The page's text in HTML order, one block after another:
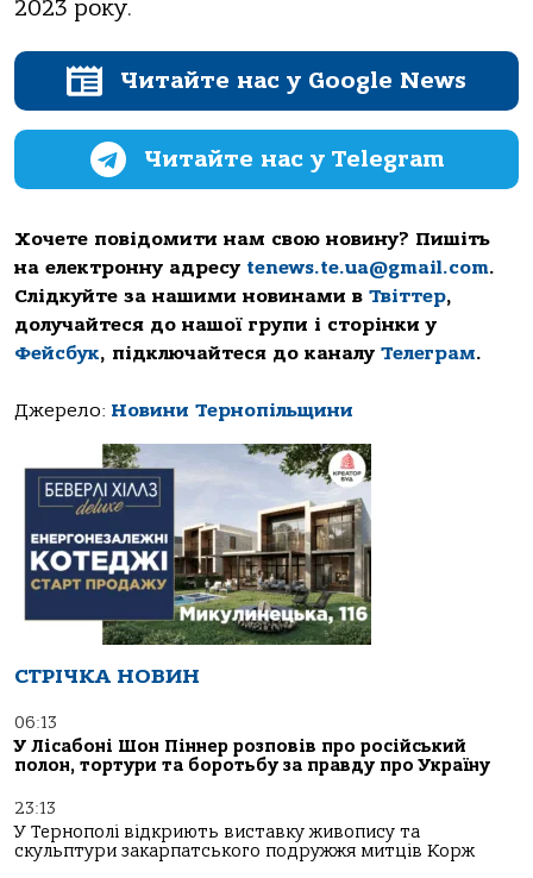
2023 року.
Читайте нас у Google News
Читайте нас у Telegram
Хочете повідомити нам свою новину? Пишіть
на електронну адресу tenews.te.ua@gmail.com.
Слідкуйте за нашими новинами в Твіттер,
долучайтеся до нашої групи і сторінки у
Фейсбук, підключайтеся до каналу Телеграм.
Джерело: Новини Тернопільщини
СТРІЧКА НОВИН
06:13
У Лісабоні Шон Піннер розповів про російський
полон, тортури та боротьбу за правду про Україну
23:13
У Тернополі відкриють виставку живопису та
скульптури закарпатського подружжя митців Корж